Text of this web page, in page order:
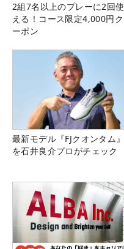
2組7名以上のプレーに2回使
える！コース限定4,000円ク
ーポン
最新モデル『FJクオンタム』
を石井良介プロがチェック